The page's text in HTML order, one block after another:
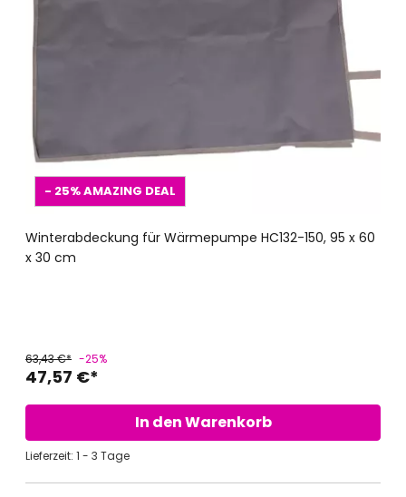
- 25%AMAZING DEAL
Winterabdeckung für Wärmepumpe HC132-150, 95 x 60
x 30 cm
47,57 €*
63,43 €* -25%
In den Warenkorb
Lieferzeit: 1 - 3 Tage